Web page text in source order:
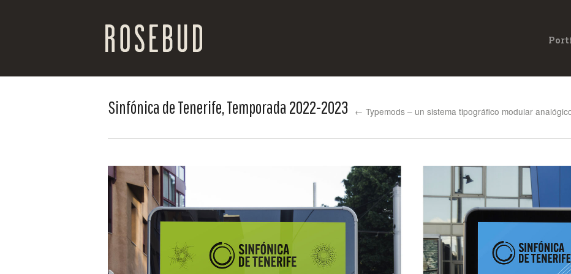
Sinfónica de Tenerife, Temporada 2022-2023 ← Typemods – un sistema tipográfico modular